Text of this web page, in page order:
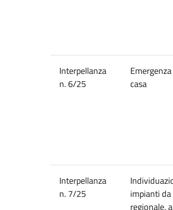
Interpellanza
n. 6/25
casa
Interpellanza
n. 7/25
impianti
regionale,